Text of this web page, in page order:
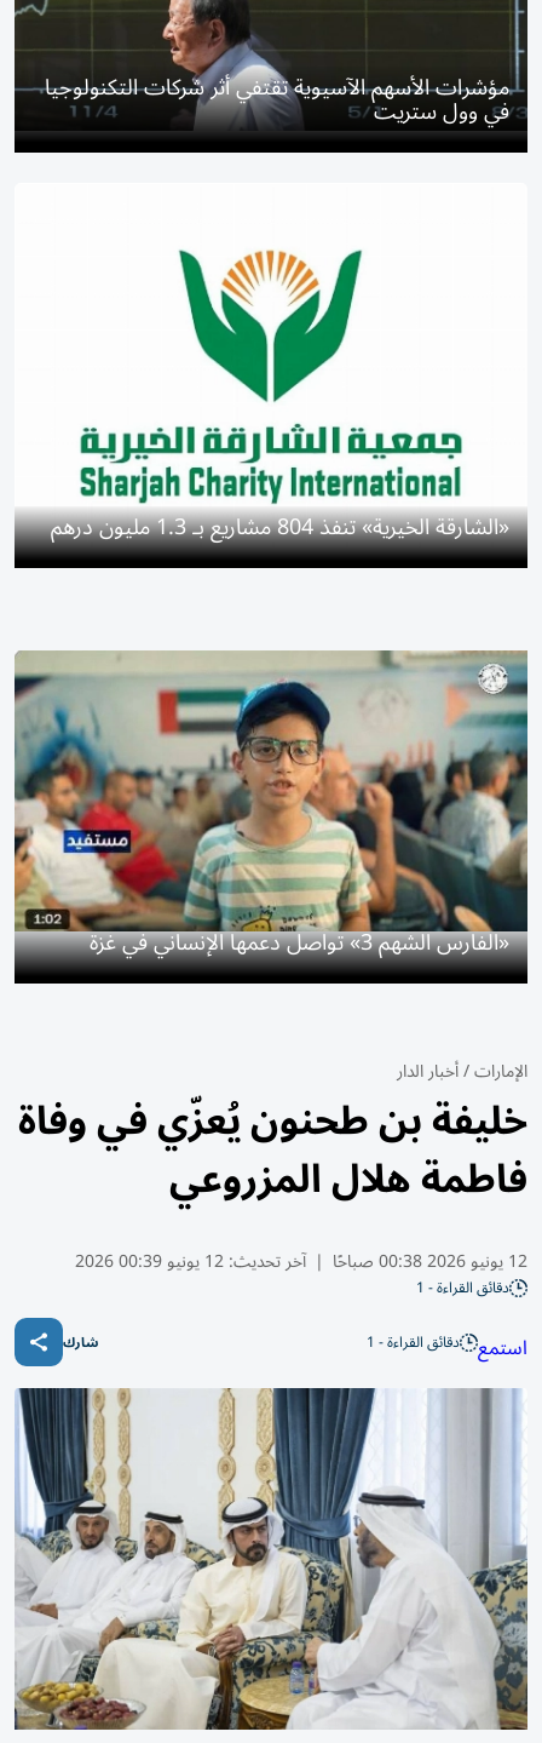
مؤشرات الأسهم الآسيوية تقتفي أثر شركات التكنولوجيا
في وول ستريت
«الشارقة الخيرية» تنفذ 804 مشاريع بـ 1.3 مليون درهم
«الفارس الشهم 3» تواصل دعمها الإنساني في غزة
الإمارات/أخبار الدار
خليفة بن طحنون يُعزّي في وفاة
فاطمة هلال المزروعي
12 يونيو 2026 00:38 صباحًا | آخر تحديث:12 يونيو 00:39 2026
دقائق القراءة - 1
استمع دقائق القراءة - 1 شارك